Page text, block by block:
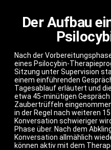
Der Aufbau
Nach der
eines Psilocybin-
Sitzung unter Supervision
einem einführenden
Tagesablauf erläutert und
etwa 45-minütigen
Zaubertrüffeln
in der Regel nach weiteren
Konversation schwieriger
Phase über. Nach dem
Konversation allmählich
können aktiv mit dem